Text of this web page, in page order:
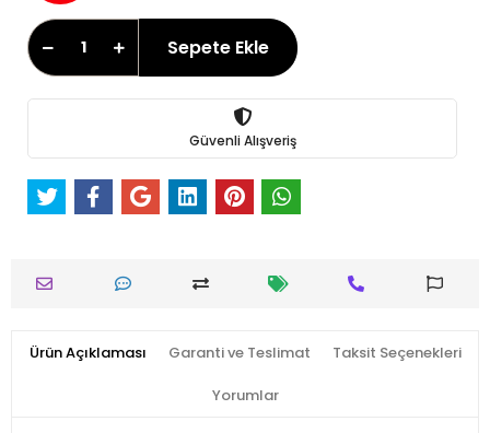
Sepete Ekle
Güvenli Alışveriş
Ürün Açıklaması Garanti ve Teslimat Taksit Seçenekleri
Yorumlar